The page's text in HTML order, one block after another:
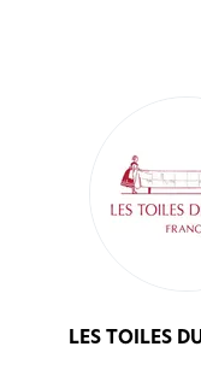
LES TOILES